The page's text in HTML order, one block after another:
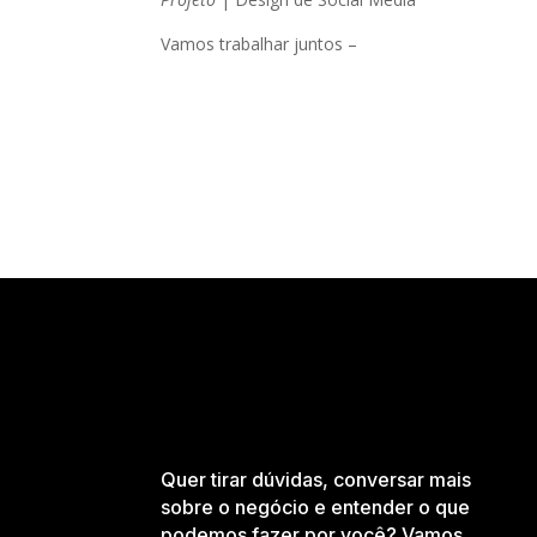
Vamos trabalhar juntos –
Quer tirar dúvidas, conversar mais
sobre o negócio e entender o que